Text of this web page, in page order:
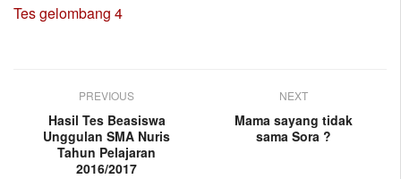
Tes gelombang 4
PREVIOUS
Hasil Tes Beasiswa
Unggulan SMA Nuris
Tahun Pelajaran
2016/2017
NEXT
Mama sayang tidak
sama Sora ?